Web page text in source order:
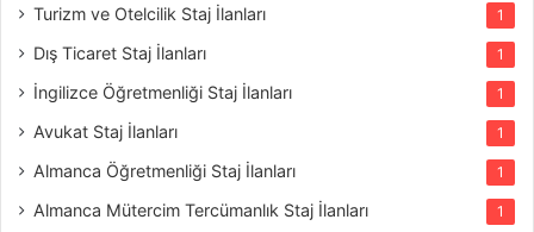
Turizm ve Otelcilik Staj İlanları 1
Dış Ticaret Staj İlanları 1
İngilizce Öğretmenliği Staj İlanları 1
Avukat Staj İlanları 1
Almanca Öğretmenliği Staj İlanları 1
Almanca Mütercim Tercümanlık Staj İlanları 1